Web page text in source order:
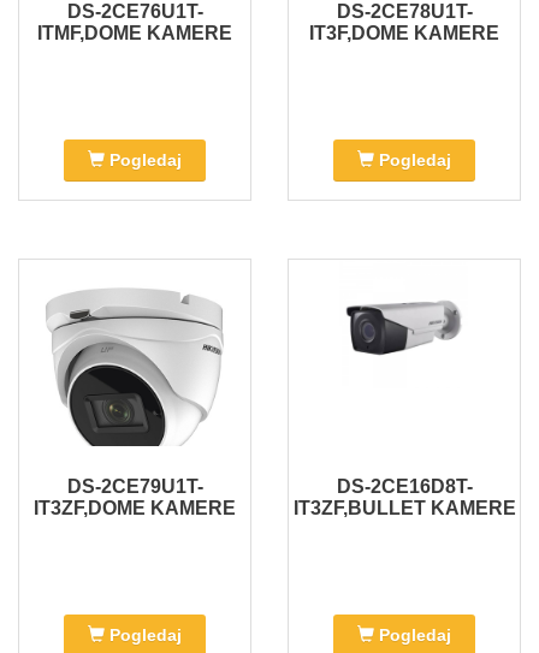
DS-2CE76U1T-
ITMF,DOME KAMERE
Pogledaj
DS-2CE78U1T-
IT3F,DOME KAMERE
Pogledaj
DS-2CE79U1T-
IT3ZF,DOME KAMERE
Pogledaj
DS-2CE16D8T-
IT3ZF,BULLET KAMERE
Pogledaj